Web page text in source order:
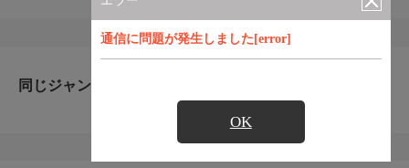
通信に問題が発生しました[error]
OK
同じジャンルのおすすめ番組